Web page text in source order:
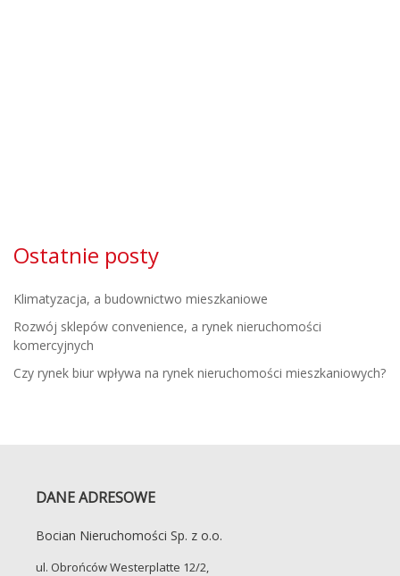
Ostatnie posty
Klimatyzacja, a budownictwo mieszkaniowe
Rozwój sklepów convenience, a rynek nieruchomości
komercyjnych
Czy rynek biur wpływa na rynek nieruchomości mieszkaniowych?
DANE ADRESOWE
Bocian Nieruchomości Sp. z o.o.
ul. Obrońców Westerplatte 12/2,